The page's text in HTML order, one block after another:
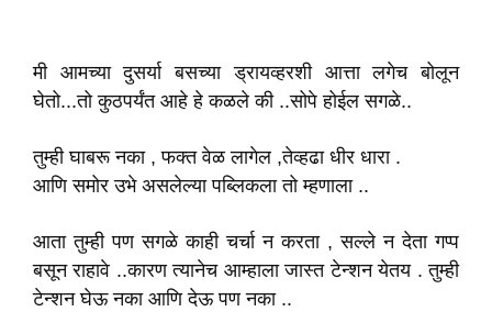
मी आमच्या दुसर्या बसच्या ड्रायव्हरशी आत्ता लगेच बोलून
घेतो...तो कुठपर्यंत आहे हे कळले की ..सोपे होईल सगळे..
तुम्ही घाबरू नका , फक्त वेळ लागेल ,तेव्हढा धीर धारा .
आणि समोर उभे असलेल्या पब्लिकला तो म्हणाला ..
आता तुम्ही पण सगळे काही चर्चा न करता , सल्ले न देता गप्प
बसून राहावे ..कारण त्यानेच आम्हाला जास्त टेन्शन येतय . तुम्ही
टेन्शन घेऊ नका आणि देऊ पण नका ..